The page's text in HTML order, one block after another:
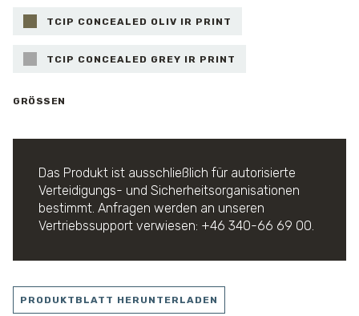
TCIP CONCEALED OLIV IR PRINT
TCIP CONCEALED GREY IR PRINT
GRÖSSEN
Das Produkt ist ausschließlich für autorisierte
Verteidigungs- und Sicherheitsorganisationen
bestimmt. Anfragen werden an unseren
Vertriebssupport verwiesen: +46 340-66 69 00.
PRODUKTBLATT HERUNTERLADEN